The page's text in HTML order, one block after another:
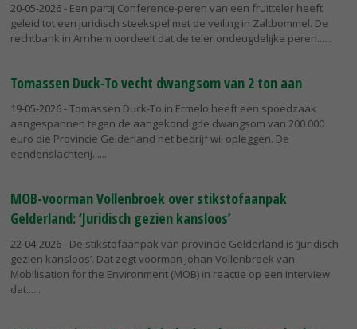
20-05-2026- Een partij Conference-peren van een fruitteler heeft
geleid tot een juridisch steekspel met de veiling in Zaltbommel. De
rechtbank in Arnhem oordeelt dat de teler ondeugdelijke peren...
Tomassen Duck-To vecht dwangsom van 2 ton aan
19-05-2026- Tomassen Duck-To in Ermelo heeft een spoedzaak
aangespannen tegen de aangekondigde dwangsom van 200.000
euro die Provincie Gelderland het bedrijf wil opleggen. De
eendenslachterij...
MOB-voorman Vollenbroek over stikstofaanpak
Gelderland: ‘Juridisch gezien kansloos’
22-04-2026- De stikstofaanpak van provincie Gelderland is ‘juridisch
gezien kansloos’. Dat zegt voorman Johan Vollenbroek van
Mobilisation for the Environment (MOB) in reactie op een interview
dat...